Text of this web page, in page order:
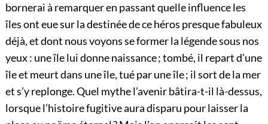
bornerai à remarquer en passant quelle influence les
îles ont eue sur la destinée de ce héros presque fabuleux
déjà, et dont nous voyons se former la légende sous nos
yeux : une île lui donne naissance ; tombé, il repart d’une
île et meurt dans une île, tué par une île ; il sort de la mer
et s’y replonge. Quel mythe l’avenir bâtira-t-il là-dessus,
lorsque l’histoire fugitive aura disparu pour laisser la